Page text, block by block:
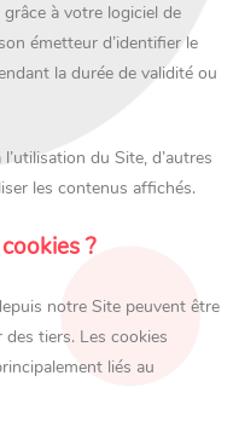
à votre logiciel de
émetteur d’identifier le
la durée de validité ou
du Site, d’autres
les contenus affichés.
?
notre Site peuvent être
des tiers. Les cookies
liés au